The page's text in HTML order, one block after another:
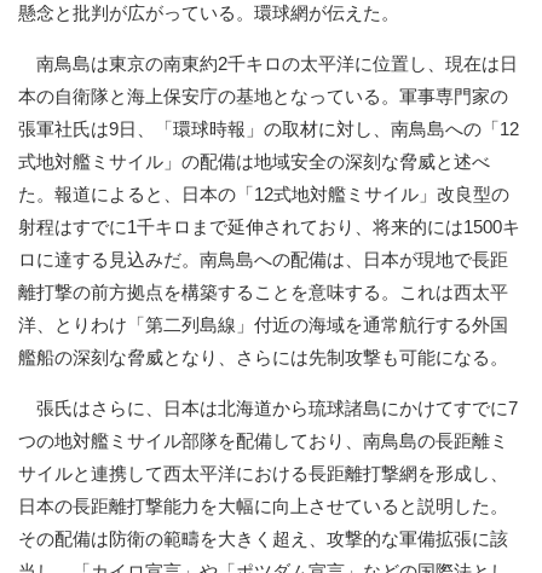
懸念と批判が広がっている。環球網が伝えた。
南鳥島は東京の南東約2千キロの太平洋に位置し、現在は日
本の自衛隊と海上保安庁の基地となっている。軍事専門家の
張軍社氏は9日、「環球時報」の取材に対し、南鳥島への「12
式地対艦ミサイル」の配備は地域安全の深刻な脅威と述べ
た。報道によると、日本の「12式地対艦ミサイル」改良型の
射程はすでに1千キロまで延伸されており、将来的には1500キ
ロに達する見込みだ。南鳥島への配備は、日本が現地で長距
離打撃の前方拠点を構築することを意味する。これは西太平
洋、とりわけ「第二列島線」付近の海域を通常航行する外国
艦船の深刻な脅威となり、さらには先制攻撃も可能になる。
張氏はさらに、日本は北海道から琉球諸島にかけてすでに7
つの地対艦ミサイル部隊を配備しており、南鳥島の長距離ミ
サイルと連携して西太平洋における長距離打撃網を形成し、
日本の長距離打撃能力を大幅に向上させていると説明した。
その配備は防衛の範疇を大きく超え、攻撃的な軍備拡張に該